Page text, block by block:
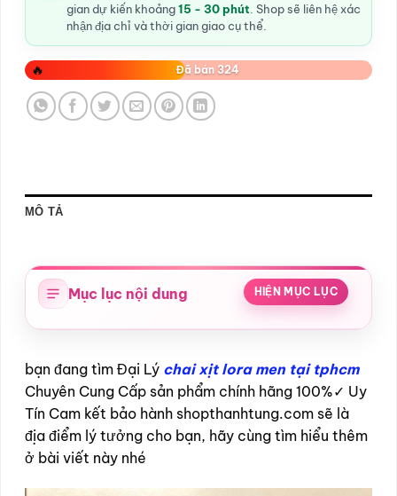
gian dự kiến khoảng15 - 30 phút . Shop sẽ liên hệ xác
nhận địa chỉ và thời gian giao cụ thể.
🔥 Đã bán 324
MÔ TẢ
Mục lục nội dung HIỆN MỤC LỤC
bạn đang tìm Đại Lý chai xịt lora men tại tphcm
Chuyên Cung Cấp sản phẩm chính hãng 100%✓ Uy
Tín Cam kết bảo hành shopthanhtung.com sẽ là
địa điểm lý tưởng cho bạn, hãy cùng tìm hiểu thêm
ở bài viết này nhé